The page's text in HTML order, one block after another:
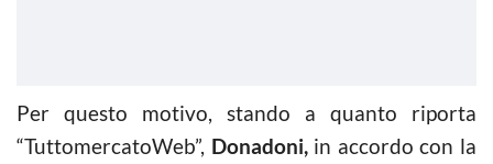
Per questo motivo, stando a quanto riporta
“TuttomercatoWeb”, Donadoni,in accordo con la